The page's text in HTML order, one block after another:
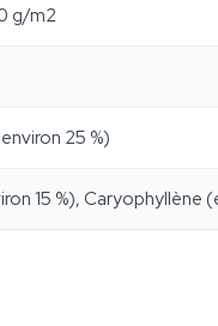
g/m2
25 %)
15 %), Caryophyllène